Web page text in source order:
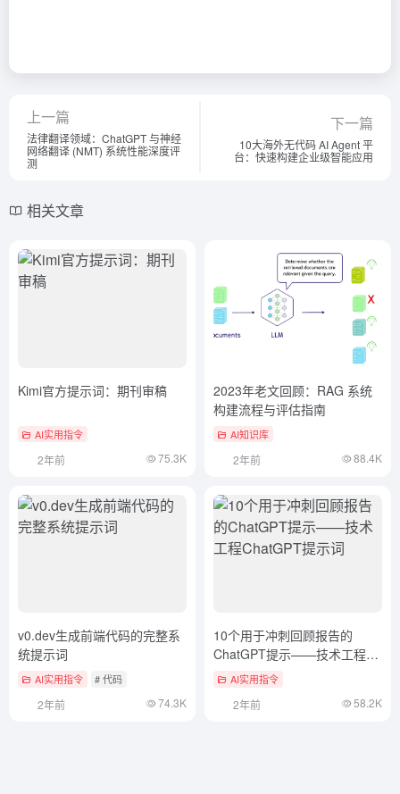
上一篇
法律翻译领域：ChatGPT 与神经
网络翻译 (NMT) 系统性能深度评
测
下一篇
10大海外无代码 AI Agent 平
台：快速构建企业级智能应用
相关文章
Kimi官方提示词：期刊审稿
AI实用指令
2年前 75.3K
2023年老文回顾：RAG 系统
构建流程与评估指南
AI知识库
2年前 88.4K
v0.dev生成前端代码的完整系
统提示词
AI实用指令 # 代码
2年前 74.3K
10个用于冲刺回顾报告的
ChatGPT提示——技术工程
ChatGPT提示词
AI实用指令
2年前 58.2K